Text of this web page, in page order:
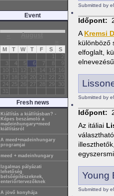
Event
« August
M T W T F S
S
1
2
3
4 5 6 7 8
9
10
11 12 13 14 15
16
17
18 19 20 21 22
23
24
25 26 27 28 29
30
31
Fresh news
Kiállítás a kiállításban? -
Képes beszámoló a
madeinhungary+meed
kiállításról
A meed+madeinhungary
programjai
meed + madeinhungary
Izgalmas pályázati
lehetőség
belsőépítészeknek,
enteriőrtervezőknek
A jövő konyhája
Submitted by
Időpont:
A Kremsi
különböző
elfoglalt,
Submitted by
Időpont:
Az itáliai
Young
Submitted by